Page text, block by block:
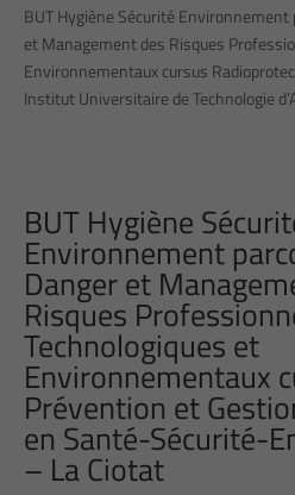
BUT Hygiène Sécurité Environnement
et Management des Risques
Environnementaux cursus
Institut Universitaire de Technologie
BUT Hygiène
Environnement
Danger et
Risques
Technologiques et
Environnementaux
Prévention et
en Santé-Sécurité-
– La Ciotat